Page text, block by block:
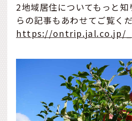
2地域居住についてもっと知
らの記事もあわせてご覧くだ
https://ontrip.jal.co.jp/